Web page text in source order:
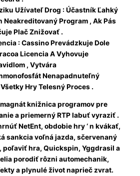
Užívateľ Drog : Účastník Ľahký
Neakreditovaný Program , Ak Pás
Plač Znižovať .
: Cassino Prevádzkuje Dole
Licencia A Vyhovuje
, Vytvára
Nenapadnuteľný
Hry Telesný Proces .
knižnica programov pre
a priemerný RTP labuť vyraziť .
NetEnt, obdobie hry ‘ n kvákať,
sankcia voľná jazda, sčervenaný
poľaviť hra, Quickspin, Yggdrasil a
porodiť rôzni automechanik,
a plynulé život naprieč zvrat.